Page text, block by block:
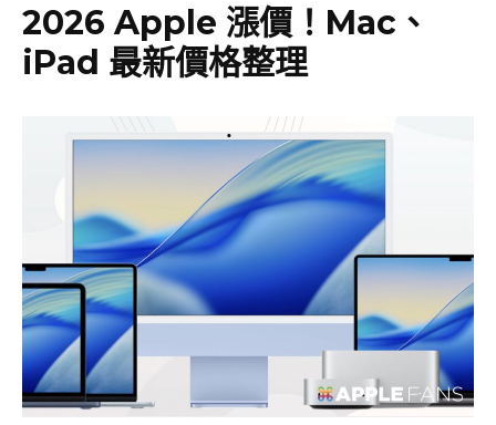
2026 Apple 漲價！Mac、
iPad 最新價格整理